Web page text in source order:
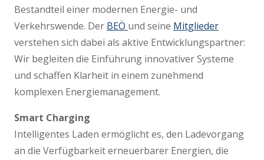
Bestandteil einer modernen Energie- und
Verkehrswende. Der BEÖ und seine Mitglieder
verstehen sich dabei als aktive Entwicklungspartner:
Wir begleiten die Einführung innovativer Systeme
und schaffen Klarheit in einem zunehmend
komplexen Energiemanagement.
Smart Charging
Intelligentes Laden ermöglicht es, den Ladevorgang
an die Verfügbarkeit erneuerbarer Energien, die